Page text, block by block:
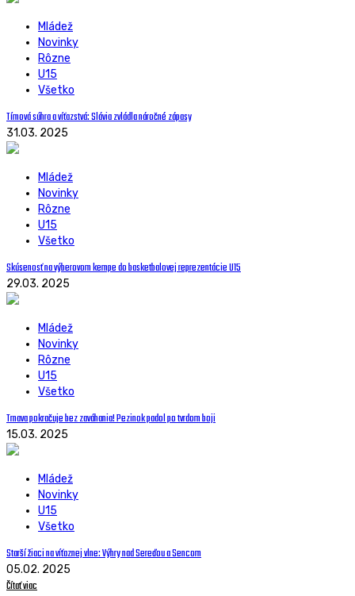
Mládež
Novinky
Rôzne
U15
Všetko
Tímová súhra a víťazstvá: Slávia zvládla náročné zápasy
31.03. 2025
Mládež
Novinky
Rôzne
U15
Všetko
Skúsenosť na výberovom kempe do basketbalovej reprezentácie U15
29.03. 2025
Mládež
Novinky
Rôzne
U15
Všetko
Trnava pokračuje bez zaváhania! Pezinok padol po tvrdom boji
15.03. 2025
Mládež
Novinky
U15
Všetko
Starší žiaci na víťaznej vlne: Výhry nad Sereďou a Sencom
05.02. 2025
Čítať viac